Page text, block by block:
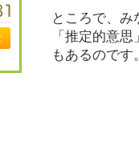
ところで、み
「推定的意
もあるのです